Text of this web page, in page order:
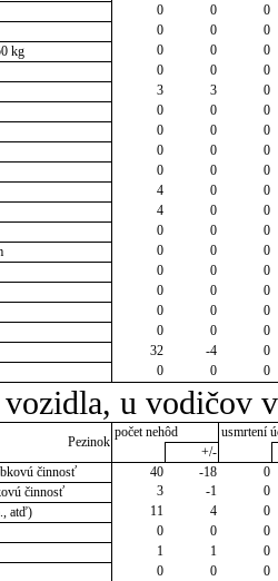
0 0
0
0 0
0
kg
0 0
0
0 0
0
3 3
0
0 0
0
0 0
0
0 0
0
0 0
0
4 0
0
4 0
0
0 0
0
0 0
0
0 0
0
0 0
0
0 0
0
0 0
0
32 -4
0
0 0 0
u vodičov
Pezinok
počet nehôd
usmrtení
+/-
činnosť
40 -18
0
činnosť
3 -1
0
atď)
11 4
0
0 0
0
1 1
0
0 0
0